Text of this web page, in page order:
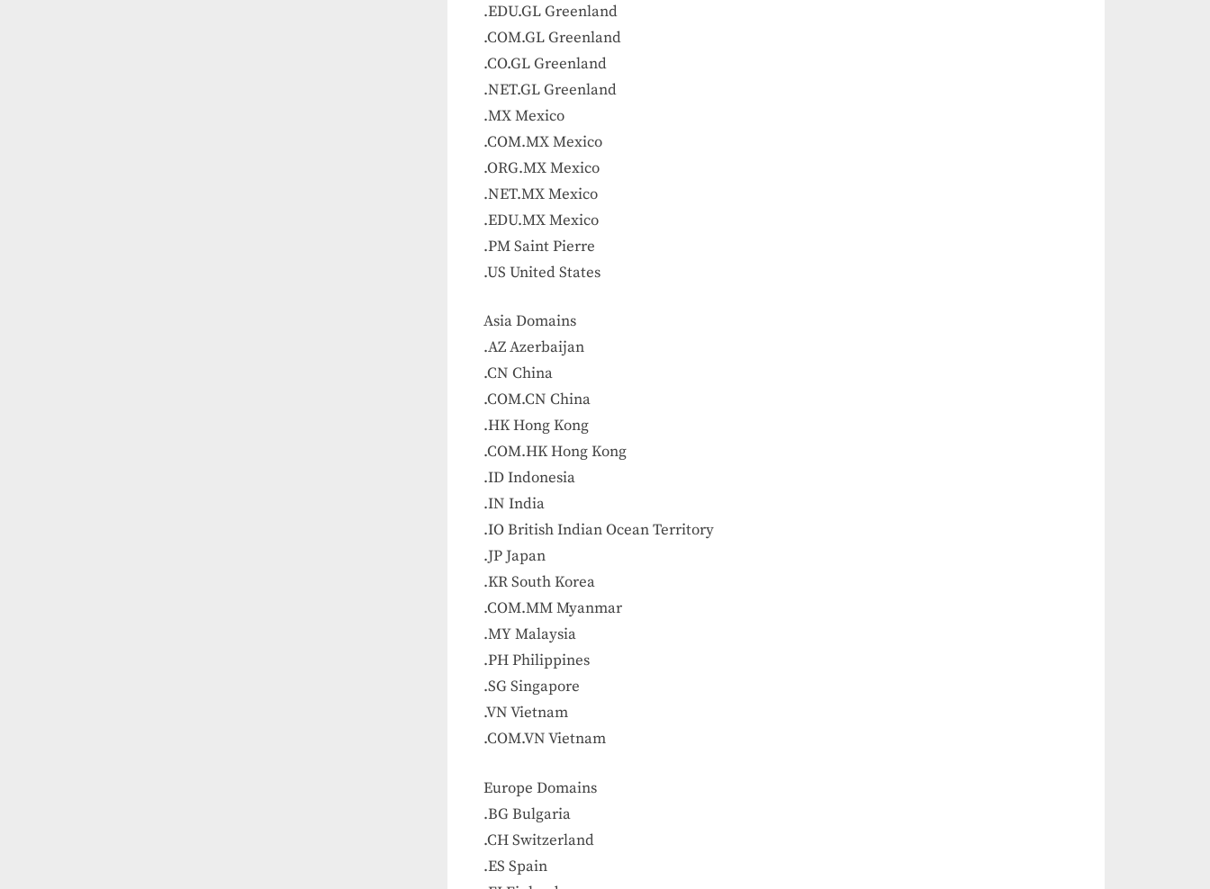
.EDU.GL Greenland
.COM.GL Greenland
.CO.GL Greenland
.NET.GL Greenland
.MX Mexico
.COM.MX Mexico
.ORG.MX Mexico
.NET.MX Mexico
.EDU.MX Mexico
.PM Saint Pierre
.US United States
Asia Domains
.AZ Azerbaijan
.CN China
.COM.CN China
.HK Hong Kong
.COM.HK Hong Kong
.ID Indonesia
.IN India
.IO British Indian Ocean Territory
.JP Japan
.KR South Korea
.COM.MM Myanmar
.MY Malaysia
.PH Philippines
.SG Singapore
.VN Vietnam
.COM.VN Vietnam
Europe Domains
.BG Bulgaria
.CH Switzerland
.ES Spain